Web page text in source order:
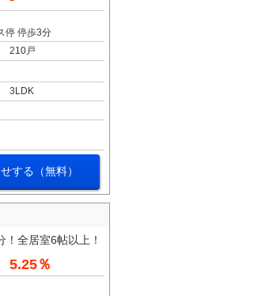
停 停歩3分
210戸
3LDK
する（無料）
全居室6帖以上！
5.25％